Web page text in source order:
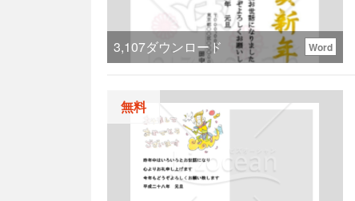
3,107ダウンロード Word
無料